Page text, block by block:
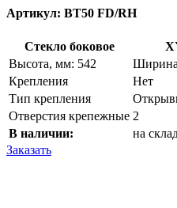
Артикул: BT50 FD/RH
Стекло боковое
Высота, мм: 542
Крепления
Нет
Тип крепления
Отверстия крепежные 2
В наличии:
на
Заказать